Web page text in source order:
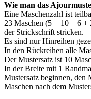
Wie man das
Eine Maschenzahl ist
23 Maschen (5 + 10 + 6 +
der Strickschrift stricken.
Es sind nur Hinreihen
In den Rückreihen alle
Der Mustersatz ist 10
In der Breite mit 1
Mustersatz beginnen, den
Maschen nach dem